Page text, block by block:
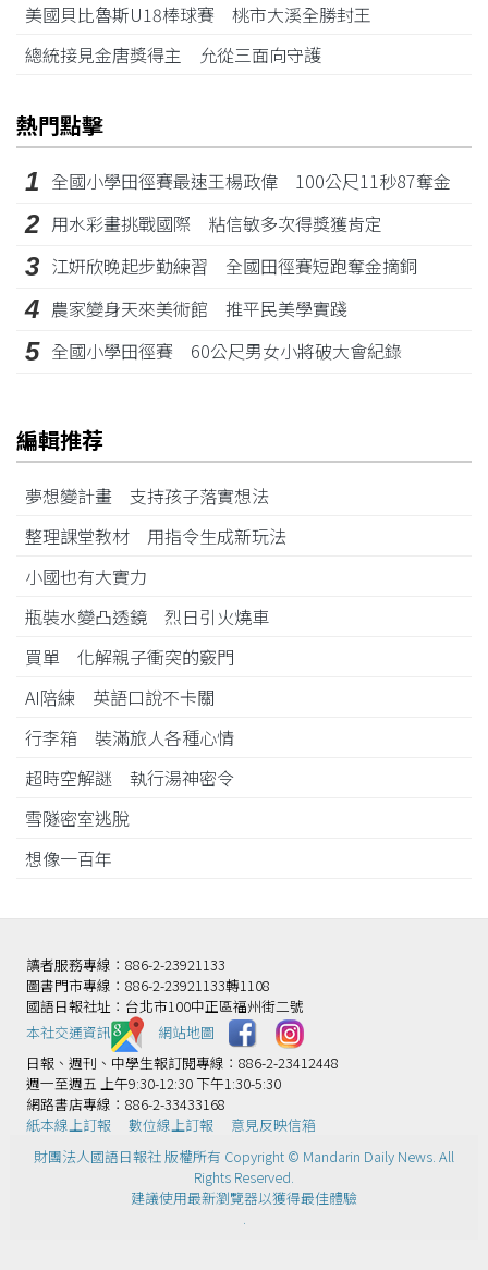
美國貝比魯斯U18棒球賽 桃市大溪全勝封王
總統接見金唐獎得主 允從三面向守護
熱門點擊
1 全國小學田徑賽最速王楊政偉 100公尺11秒87奪金
2 用水彩畫挑戰國際 粘信敏多次得獎獲肯定
3 江姸欣晚起步勤練習 全國田徑賽短跑奪金摘銅
4 農家變身天來美術館 推平民美學實踐
5 全國小學田徑賽 60公尺男女小將破大會紀錄
編輯推荐
夢想變計畫 支持孩子落實想法
整理課堂教材 用指令生成新玩法
小國也有大實力
瓶裝水變凸透鏡 烈日引火燒車
買單 化解親子衝突的竅門
AI陪練 英語口說不卡關
行李箱 裝滿旅人各種心情
超時空解謎 執行湯神密令
雪隧密室逃脫
想像一百年
讀者服務專線：886-2-23921133
圖書門市專線：886-2-23921133轉1108
國語日報社址：台北市100中正區福州街二號
本社交通資訊️
網站地圖
日報、週刊、中學生報訂閱專線：886-2-23412448
週一至週五 上午9:30-12:30 下午1:30-5:30
網路書店專線：886-2-33433168
紙本線上訂報
數位線上訂報
意見反映信箱
財團法人國語日報社 版權所有 Copyright © Mandarin Daily News. All
Rights Reserved.
建議使用最新瀏覽器以獲得最佳體驗
.